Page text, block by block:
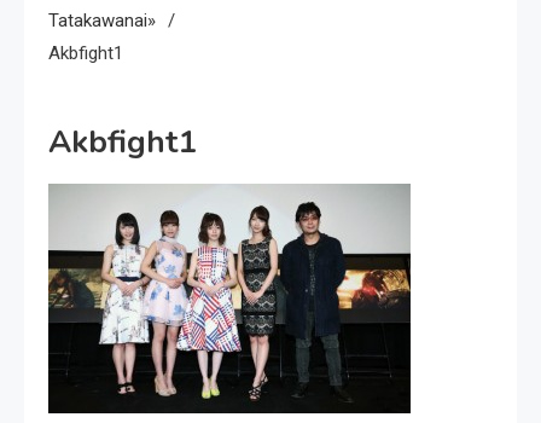
Tatakawanai»
Akbfight1
Akbfight1